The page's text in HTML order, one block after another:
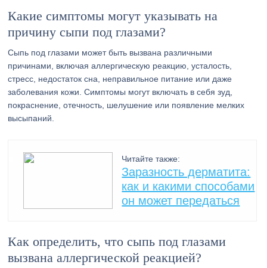
Какие симптомы могут указывать на
причину сыпи под глазами?
Сыпь под глазами может быть вызвана различными
причинами, включая аллергическую реакцию, усталость,
стресс, недостаток сна, неправильное питание или даже
заболевания кожи. Симптомы могут включать в себя зуд,
покраснение, отечность, шелушение или появление мелких
высыпаний.
Читайте также:
Заразность дерматита:
как и какими способами
он может передаться
Как определить, что сыпь под глазами
вызвана аллергической реакцией?